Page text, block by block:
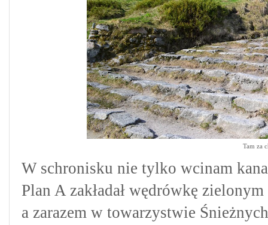
Tam za
W schronisku nie tylko wcinam
Plan A zakładał wędrówkę
a zarazem w towarzystwie